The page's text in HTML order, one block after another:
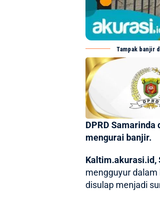
Tampak banjir
DPRD
mengurai banjir.
Kaltim.akurasi.id,
mengguyur
disulap menjadi